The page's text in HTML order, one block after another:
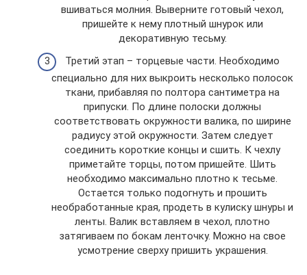
вшиваться молния. Выверните готовый чехол,
пришейте к нему плотный шнурок или
декоративную тесьму.
Третий этап – торцевые части. Необходимо
специально для них выкроить несколько полосок
ткани, прибавляя по полтора сантиметра на
припуски. По длине полоски должны
соответствовать окружности валика, по ширине
радиусу этой окружности. Затем следует
соединить короткие концы и сшить. К чехлу
приметайте торцы, потом пришейте. Шить
необходимо максимально плотно к тесьме.
Остается только подогнуть и прошить
необработанные края, продеть в кулиску шнуры и
ленты. Валик вставляем в чехол, плотно
затягиваем по бокам ленточку. Можно на свое
усмотрение сверху пришить украшения.